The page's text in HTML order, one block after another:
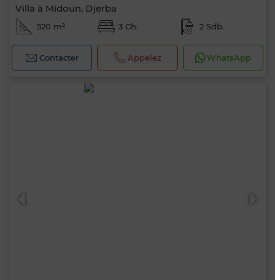
Villa à Midoun, Djerba
520 m² 3 Ch. 2 Sdb.
Contacter Appelez WhatsApp